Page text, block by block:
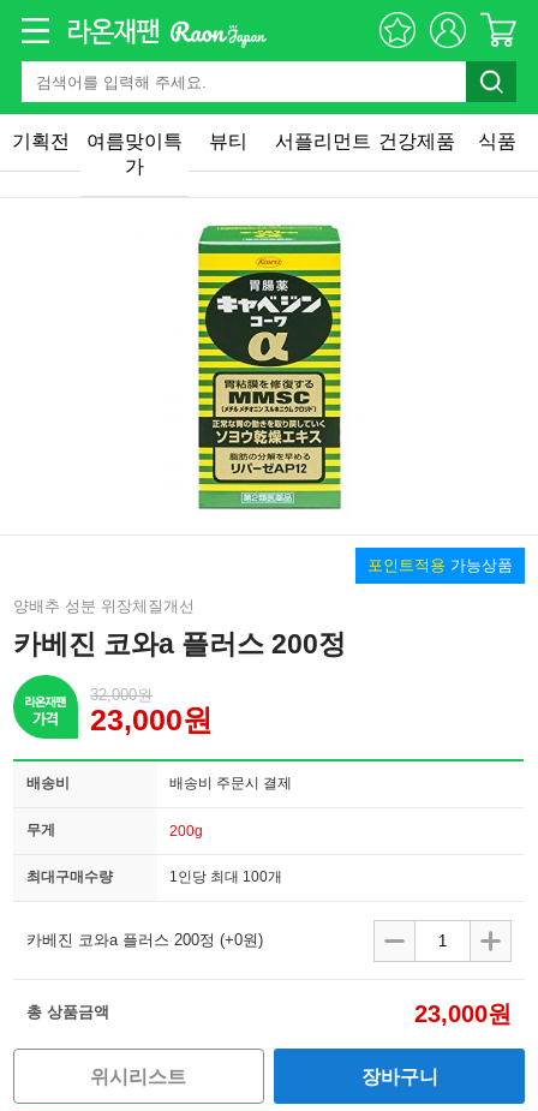
기획전
여름맞이특
가
뷰티 서플리먼트 건강제품 식품
포인트적용 가능상품
양배추 성분 위장체질개선
카베진 코와a 플러스 200정
32,000원
23,000원
배송비 배송비 주문시 결제
무게 200g
최대구매수량 1인당 최대 100개
카베진 코와a 플러스 200정 (+0원)
총 상품금액 23,000원
위시리스트